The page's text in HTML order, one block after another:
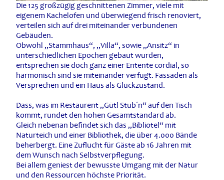
Die 125 großzügig geschnittenen Zimmer, viele mit
eigenem Kachelofen und überwiegend frisch renoviert,
verteilen sich auf drei miteinander verbundenen
Gebäuden.
Obwohl „Stammhaus“, „Villa“, sowie „Ansitz“ in
unterschiedlichen Epochen gebaut wurden,
entsprechen sie doch ganz einer Entente cordial, so
harmonisch sind sie miteinander verfugt. Fassaden als
Versprechen und ein Haus als Glückzustand.
Dass, was im Restaurent „Gütl Stub´n“ auf den Tisch
kommt, rundet den hohen Gesamtstandard ab.
Gleich nebenan befindet sich das „Bibliotel“ mit
Naturteich und einer Bibliothek, die über 4.000 Bände
beherbergt. Eine Zuflucht für Gäste ab 16 Jahren mit
dem Wunsch nach Selbstverpflegung.
Bei allem geniest der bewusste Umgang mit der Natur
und den Ressourcen höchste Priorität.